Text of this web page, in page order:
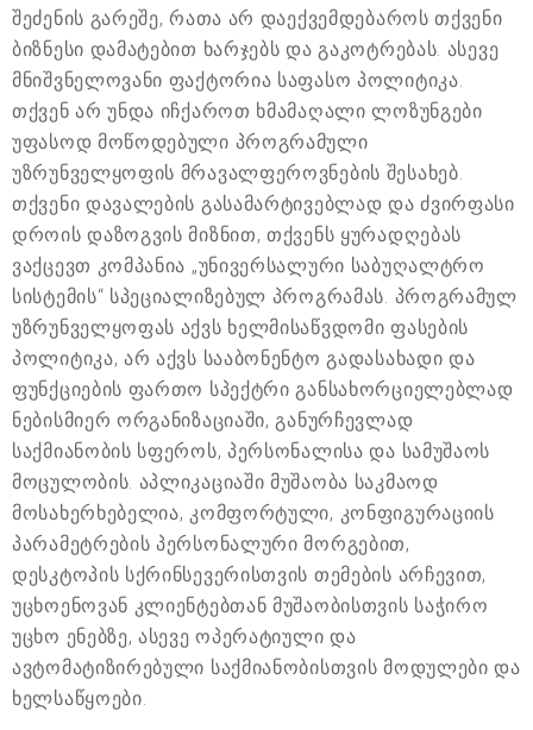
შეძენის გარეშე, რათა არ დაექვემდებაროს თქვენი
ბიზნესი დამატებით ხარჯებს და გაკოტრებას. ასევე
მნიშვნელოვანი ფაქტორია საფასო პოლიტიკა.
თქვენ არ უნდა იჩქაროთ ხმამაღალი ლოზუნგები
უფასოდ მოწოდებული პროგრამული
უზრუნველყოფის მრავალფეროვნების შესახებ.
თქვენი დავალების გასამარტივებლად და ძვირფასი
დროის დაზოგვის მიზნით, თქვენს ყურადღებას
ვაქცევთ კომპანია „უნივერსალური საბუღალტრო
სისტემის“ სპეციალიზებულ პროგრამას. პროგრამულ
უზრუნველყოფას აქვს ხელმისაწვდომი ფასების
პოლიტიკა, არ აქვს სააბონენტო გადასახადი და
ფუნქციების ფართო სპექტრი განსახორციელებლად
ნებისმიერ ორგანიზაციაში, განურჩევლად
საქმიანობის სფეროს, პერსონალისა და სამუშაოს
მოცულობის. აპლიკაციაში მუშაობა საკმაოდ
მოსახერხებელია, კომფორტული, კონფიგურაციის
პარამეტრების პერსონალური მორგებით,
დესკტოპის სქრინსევერისთვის თემების არჩევით,
უცხოენოვან კლიენტებთან მუშაობისთვის საჭირო
უცხო ენებზე, ასევე ოპერატიული და
ავტომატიზირებული საქმიანობისთვის მოდულები და
ხელსაწყოები.